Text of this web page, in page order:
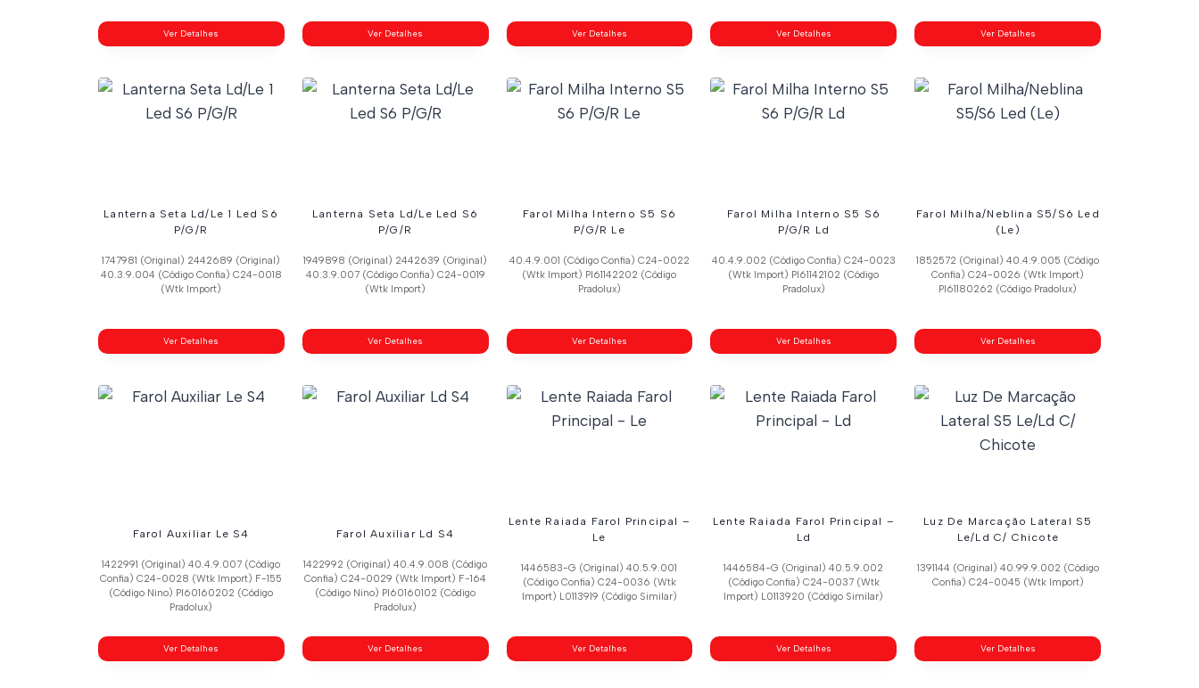
Ver Detalhes Ver Detalhes Ver Detalhes Ver Detalhes Ver Detalhes
Lanterna Seta Ld/Le 1 Led S6
P/G/R
1747981 (Original) 2442689 (Original)
40.3.9.004 (Código Confia) C24-0018
(Wtk Import)
Ver Detalhes
Lanterna Seta Ld/Le Led S6
P/G/R
1949898 (Original) 2442639 (Original)
40.3.9.007 (Código Confia) C24-0019
(Wtk Import)
Ver Detalhes
Farol Milha Interno S5 S6
P/G/R Le
40.4.9.001 (Código Confia) C24-0022
(Wtk Import) Pl61142202 (Código
Pradolux)
Ver Detalhes
Farol Milha Interno S5 S6
P/G/R Ld
40.4.9.002 (Código Confia) C24-0023
(Wtk Import) Pl61142102 (Código
Pradolux)
Ver Detalhes
Farol Milha/Neblina S5/S6 Led
(Le)
1852572 (Original) 40.4.9.005 (Código
Confia) C24-0026 (Wtk Import)
Pl61180262 (Código Pradolux)
Ver Detalhes
Farol Auxiliar Le S4
1422991 (Original) 40.4.9.007 (Código
Confia) C24-0028 (Wtk Import) F-155
(Código Nino) Pl60160202 (Código
Pradolux)
Ver Detalhes
Farol Auxiliar Ld S4
1422992 (Original) 40.4.9.008 (Código
Confia) C24-0029 (Wtk Import) F-164
(Código Nino) Pl60160102 (Código
Pradolux)
Ver Detalhes
Lente Raiada Farol Principal –
Le
1446583-G (Original) 40.5.9.001
(Código Confia) C24-0036 (Wtk
Import) L0113919 (Código Similar)
Ver Detalhes
Lente Raiada Farol Principal –
Ld
1446584-G (Original) 40.5.9.002
(Código Confia) C24-0037 (Wtk
Import) L0113920 (Código Similar)
Ver Detalhes
Luz De Marcação Lateral S5
Le/Ld C/ Chicote
1391144 (Original) 40.99.9.002 (Código
Confia) C24-0045 (Wtk Import)
Ver Detalhes